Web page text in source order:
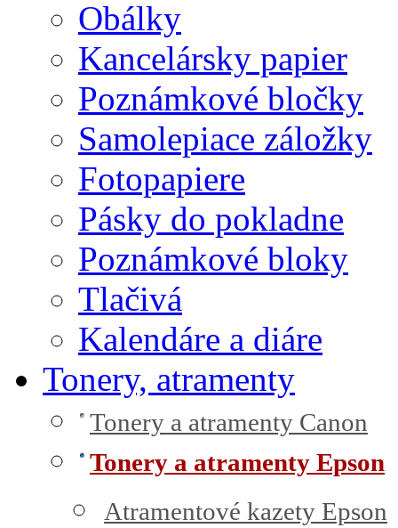
Obálky
Kancelársky papier
Poznámkové bločky
Samolepiace záložky
Fotopapiere
Pásky do pokladne
Poznámkové bloky
Tlačivá
Kalendáre a diáre
Tonery, atramenty
Tonery a atramenty Canon
Tonery a atramenty Epson
Atramentové kazety Epson